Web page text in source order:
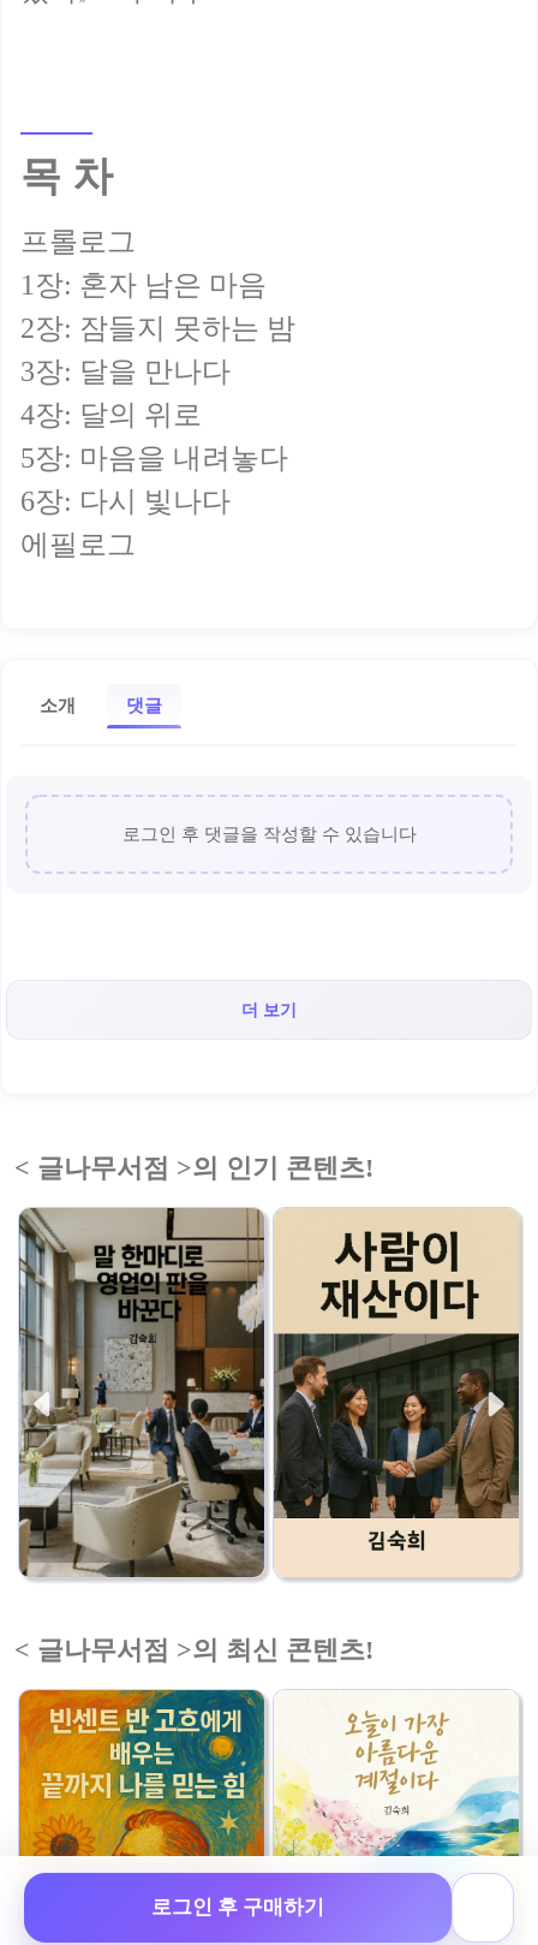
로그인 후 구매하기
목 차
프롤로그
1장: 혼자 남은 마음
2장: 잠들지 못하는 밤
3장: 달을 만나다
4장: 달의 위로
5장: 마음을 내려놓다
6장: 다시 빛나다
에필로그
소개 댓글
로그인 후 댓글을 작성할 수 있습니다
더 보기
< 글나무서점 >의 인기 콘텐츠!
< 글나무서점 >의 최신 콘텐츠!